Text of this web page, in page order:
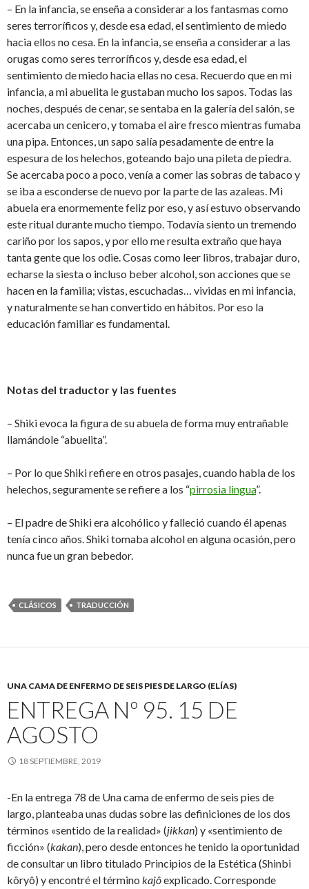
– En la infancia, se enseña a considerar a los fantasmas como
seres terroríficos y, desde esa edad, el sentimiento de miedo
hacia ellos no cesa. En la infancia, se enseña a considerar a las
orugas como seres terroríficos y, desde esa edad, el
sentimiento de miedo hacia ellas no cesa. Recuerdo que en mi
infancia, a mi abuelita le gustaban mucho los sapos. Todas las
noches, después de cenar, se sentaba en la galería del salón, se
acercaba un cenicero, y tomaba el aire fresco mientras fumaba
una pipa. Entonces, un sapo salía pesadamente de entre la
espesura de los helechos, goteando bajo una pileta de piedra.
Se acercaba poco a poco, venía a comer las sobras de tabaco y
se iba a esconderse de nuevo por la parte de las azaleas. Mi
abuela era enormemente feliz por eso, y así estuvo observando
este ritual durante mucho tiempo. Todavía siento un tremendo
cariño por los sapos, y por ello me resulta extraño que haya
tanta gente que los odie. Cosas como leer libros, trabajar duro,
echarse la siesta o incluso beber alcohol, son acciones que se
hacen en la familia; vistas, escuchadas… vividas en mi infancia,
y naturalmente se han convertido en hábitos. Por eso la
educación familiar es fundamental.
Notas del traductor y las fuentes
– Shiki evoca la figura de su abuela de forma muy entrañable
llamándole “abuelita”.
– Por lo que Shiki refiere en otros pasajes, cuando habla de los
helechos, seguramente se refiere a los “pirrosia lingua”.
– El padre de Shiki era alcohólico y falleció cuando él apenas
tenía cinco años. Shiki tomaba alcohol en alguna ocasión, pero
nunca fue un gran bebedor.
CLÁSICOS TRADUCCIÓN
UNA CAMA DE ENFERMO DE SEIS PIES DE LARGO (ELÍAS)
ENTREGA Nº 95. 15 DE
AGOSTO
18 SEPTIEMBRE, 2019
-En la entrega 78 de Una cama de enfermo de seis pies de
largo, planteaba unas dudas sobre las definiciones de los dos
términos «sentido de la realidad» (jikkan) y «sentimiento de
ficción» (kakan), pero desde entonces he tenido la oportunidad
de consultar un libro titulado Principios de la Estética (Shinbi
kôryô) y encontré el término kajôexplicado. Corresponde